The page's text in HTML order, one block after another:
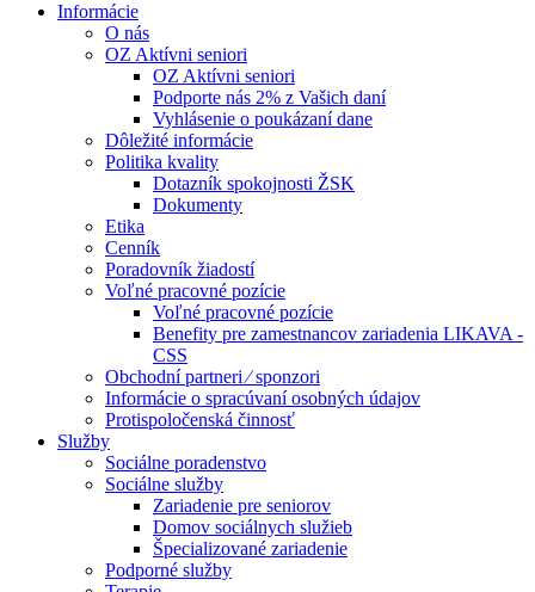
Informácie
O nás
OZ Aktívni seniori
OZ Aktívni seniori
Podporte nás 2% z Vašich daní
Vyhlásenie o poukázaní dane
Dôležité informácie
Politika kvality
Dotazník spokojnosti ŽSK
Dokumenty
Etika
Cenník
Poradovník žiadostí
Voľné pracovné pozície
Voľné pracovné pozície
Benefity pre zamestnancov zariadenia LIKAVA -
CSS
Obchodní partneri ⁄ sponzori
Informácie o spracúvaní osobných údajov
Protispoločenská činnosť
Služby
Sociálne poradenstvo
Sociálne služby
Zariadenie pre seniorov
Domov sociálnych služieb
Špecializované zariadenie
Podporné služby